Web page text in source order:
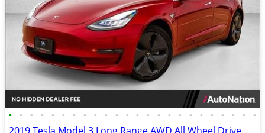
• • • • • • • • • • • • • • • • • • • • • • • •